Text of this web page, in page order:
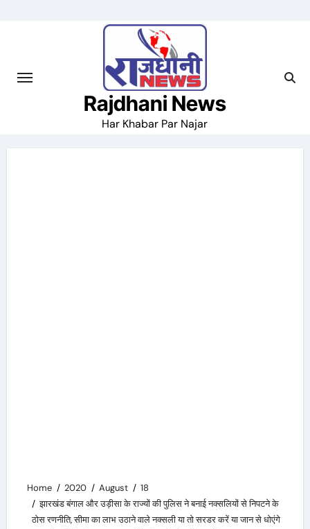
Rajdhani News
Har Khabar Par Najar
Home 2020 August
18
झारखंड बंगाल और उड़ीसा के राज्यों की पुलिस ने बनाई नक्सलियों से निपटने के
ठोस रणनीति, सीमा का लाभ उठाने वाले नक्सली या तो सरडर करें या जान से धोएंगे